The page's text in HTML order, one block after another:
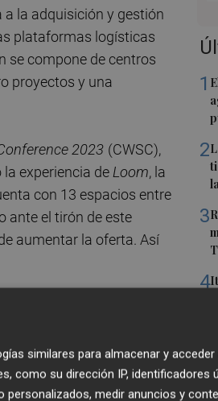
1
2
3
4
5
a la adquisición y gestión
plataformas logísticas
se compone de centros
proyectos y una
2023 (CWSC),
experiencia de Loom, la
con 13 espacios entre
ante el tirón de este
aumentar la oferta. Así
interés y la coyuntura
del mercado. Si
4,5 o 5% y,
similares para almacenar y acceder
como su dirección IP, identificadores
medir anuncios y